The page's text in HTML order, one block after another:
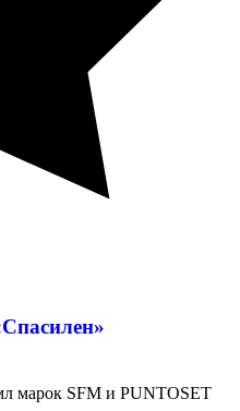
марок SFM и PUNTOSET